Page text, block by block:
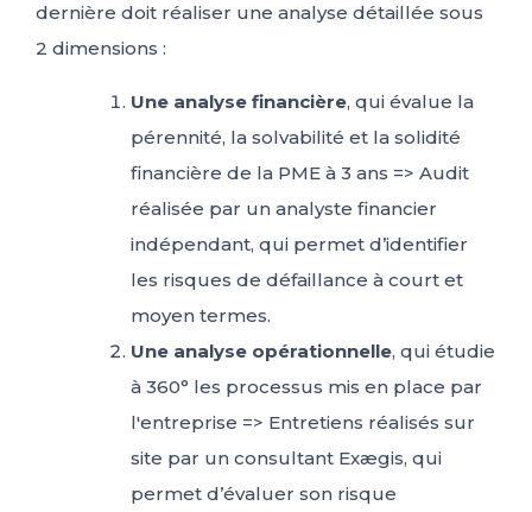
dernière doit réaliser une analyse détaillée sous
2 dimensions :
Une analyse financière, qui évalue la
pérennité, la solvabilité et la solidité
financière de la PME à 3 ans => Audit
réalisée par un analyste financier
indépendant, qui permet d’identifier
les risques de défaillance à court et
moyen termes.
Une analyse opérationnelle, qui étudie
à 360° les processus mis en place par
l'entreprise => Entretiens réalisés sur
site par un consultant Exægis, qui
permet d’évaluer son risque